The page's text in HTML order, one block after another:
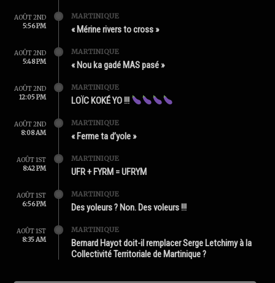
AOÛT 2ND
5:56 PM
MARTINIQUE
« Mérine rivers to cross »
AOÛT 2ND
5:48 PM
MARTINIQUE
« Nou ka gadé MAS pasé »
AOÛT 2ND
12:05 PM
MARTINIQUE
LOÏC KOKÉ YO !!!
AOÛT 2ND
8:08 AM
MARTINIQUE
« Ferme ta d’yole »
AOÛT 1ST
8:42 PM
MARTINIQUE
UFR + FYRM = UFRYM
AOÛT 1ST
6:56 PM
MARTINIQUE
Des yoleurs ? Non. Des voleurs !!!
AOÛT 1ST
8:35 AM
MARTINIQUE
Bernard Hayot doit-il remplacer Serge Letchimy à la
Collectivité Territoriale de Martinique ?